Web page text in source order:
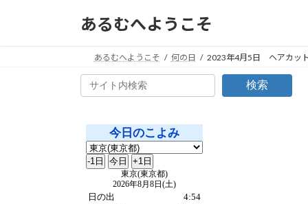
あるむへようこそ
あるむへようこそ 何の日 2023年4月5日 ヘアカッ
検索